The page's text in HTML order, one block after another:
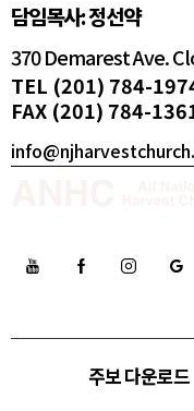
담임목사: 정선약
370 Demarest Ave.
TEL (201) 784-
FAX (201) 784-
주보 다운로드